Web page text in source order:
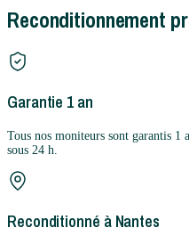
Reconditionnement
Garantie 1 an
Tous nos moniteurs sont garantis
sous 24 h.
Reconditionné à Nantes